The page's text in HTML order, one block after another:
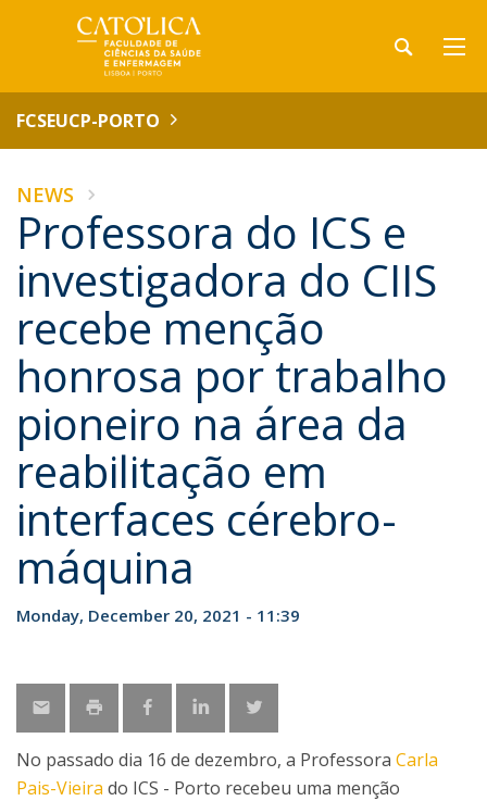
FCSEUCP-PORTO
NEWS
Professora do ICS e
investigadora do CIIS
recebe menção
honrosa por trabalho
pioneiro na área da
reabilitação em
interfaces cérebro-
máquina
Monday, December 20, 2021 - 11:39
No passado dia 16 de dezembro, a Professora Carla
Pais-Vieira do ICS - Porto recebeu uma menção